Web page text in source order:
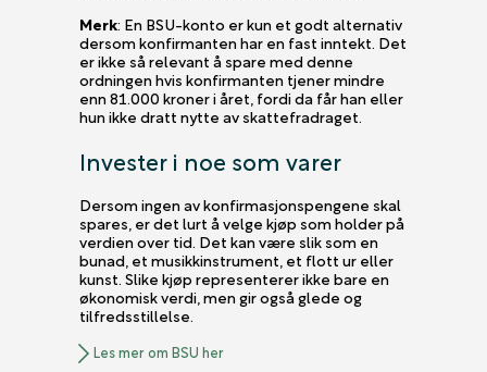
Merk: En BSU-konto er kun et godt alternativ
dersom konfirmanten har en fast inntekt. Det
er ikke så relevant å spare med denne
ordningen hvis konfirmanten tjener mindre
enn 81.000 kroner i året, fordi da får han eller
hun ikke dratt nytte av skattefradraget.
Invester i noe som varer
Dersom ingen av konfirmasjonspengene skal
spares, er det lurt å velge kjøp som holder på
verdien over tid. Det kan være slik som en
bunad, et musikkinstrument, et flott ur eller
kunst. Slike kjøp representerer ikke bare en
økonomisk verdi, men gir også glede og
tilfredsstillelse.
Les mer om BSU her